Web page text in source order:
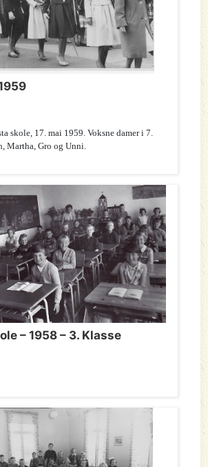
skole, 17. mai 1959. Voksne damer i 7.
Martha, Gro og Unni.
– 1958 – 3. Klasse